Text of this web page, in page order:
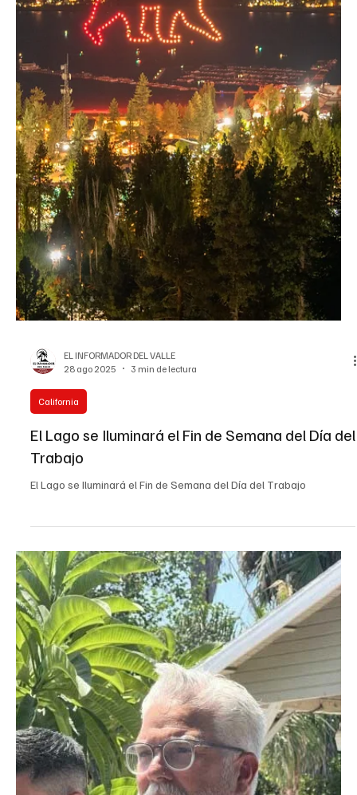
Los Colegios Comunitarios de California y la Comisión de Ayuda
Estudiantil de California instan a los estudiantes a solicitar ayuda
financiera antes del 2 de septiembre